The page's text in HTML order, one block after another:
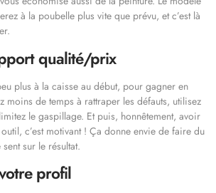
à la poubelle plus vite que prévu, et c’est là
qualité/prix
plus à la caisse au début, pour gagner en
moins de temps à rattraper les défauts, utilisez
le gaspillage. Et puis, honnêtement, avoir
c’est motivant ! Ça donne envie de faire du
sur le résultat.
profil